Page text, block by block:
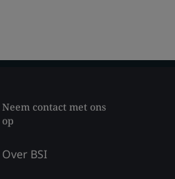
Neem contact met ons
op
Over BSI